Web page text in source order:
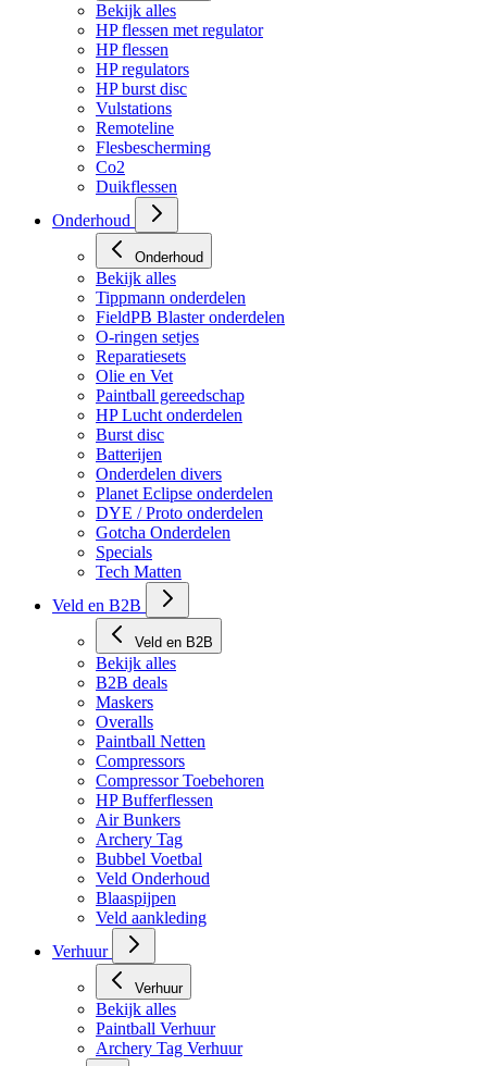
Bekijk alles
HP flessen met regulator
HP flessen
HP regulators
HP burst disc
Vulstations
Remoteline
Flesbescherming
Co2
Duikflessen
Onderhoud
Onderhoud
Bekijk alles
Tippmann onderdelen
FieldPB Blaster onderdelen
O-ringen setjes
Reparatiesets
Olie en Vet
Paintball gereedschap
HP Lucht onderdelen
Burst disc
Batterijen
Onderdelen divers
Planet Eclipse onderdelen
DYE / Proto onderdelen
Gotcha Onderdelen
Specials
Tech Matten
Veld en B2B
Veld en B2B
Bekijk alles
B2B deals
Maskers
Overalls
Paintball Netten
Compressors
Compressor Toebehoren
HP Bufferflessen
Air Bunkers
Archery Tag
Bubbel Voetbal
Veld Onderhoud
Blaaspijpen
Veld aankleding
Verhuur
Verhuur
Bekijk alles
Paintball Verhuur
Archery Tag Verhuur